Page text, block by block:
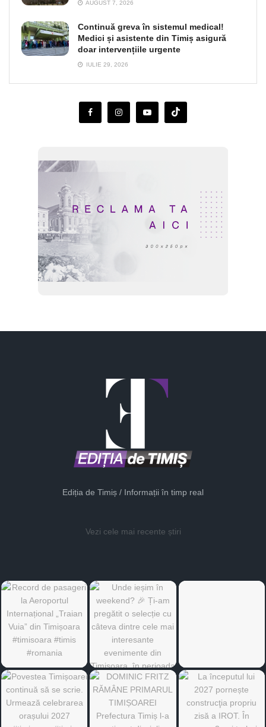
AUGUST 7, 2026
Continuă greva în sistemul medical!
Medici și asistente din Timiș asigură
doar intervențiile urgente
IULIE 29, 2026
Ediția de Timiș / Informații în timp real
Vezi cele mai recente știri